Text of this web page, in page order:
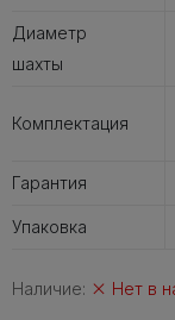
Диаметр
шахты
Комплектация
Гарантия
Упаковка
Наличие: Нет в